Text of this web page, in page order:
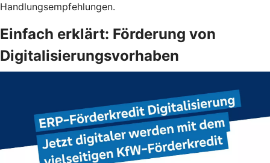
Handlungsempfehlungen.
Einfach erklärt: Förderung von
Digitalisierungsvorhaben